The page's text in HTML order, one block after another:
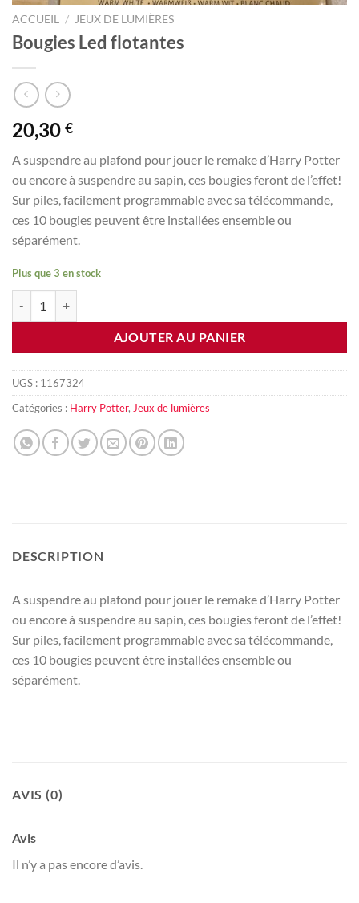
ACCUEIL / JEUX DE LUMIÈRES
Bougies Led flotantes
20,30 €
A suspendre au plafond pour jouer le remake d’Harry Potter
ou encore à suspendre au sapin, ces bougies feront de l’effet!
Sur piles, facilement programmable avec sa télécommande,
ces 10 bougies peuvent être installées ensemble ou
séparément.
Plus que 3 en stock
AJOUTER AU PANIER
UGS : 1167324
Catégories : Harry Potter, Jeux de lumières
DESCRIPTION
A suspendre au plafond pour jouer le remake d’Harry Potter
ou encore à suspendre au sapin, ces bougies feront de l’effet!
Sur piles, facilement programmable avec sa télécommande,
ces 10 bougies peuvent être installées ensemble ou
séparément.
AVIS (0)
Avis
Il n’y a pas encore d’avis.